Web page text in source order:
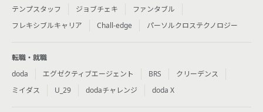
テンプスタッフ
ジョブチェキ
ファンタブル
フレキシブルキャリア
Chall-edge パーソルクロステクノロジー
転職・就職
doda
エグゼクティブエージェント BRS
クリーデンス
ミイダス
U_29 dodaチャレンジ doda X